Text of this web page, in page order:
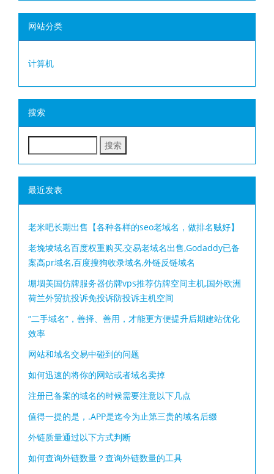
网站分类
计算机
搜索
最近发表
老米吧长期出售【各种各样的seo老域名，做排名贼好】
老堍堎域名百度权重购买,交易老域名出售,Godaddy已备
案高pr域名,百度搜狗收录域名,外链反链域名
堋堌美国仿牌服务器仿牌vps推荐仿牌空间主机,国外欧洲
荷兰外贸抗投诉免投诉防投诉主机空间
“二手域名”，善择、善用，才能更方便提升后期建站优化
效率
网站和域名交易中碰到的问题
如何迅速的将你的网站或者域名卖掉
注册已备案的域名的时候需要注意以下几点
值得一提的是，.APP是迄今为止第三贵的域名后缀
外链质量通过以下方式判断
如何查询外链数量？查询外链数量的工具